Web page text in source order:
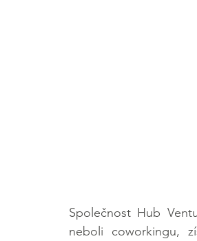
Společnost Hub
neboli coworkingu,